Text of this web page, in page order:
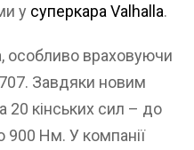
у суперкара Valhalla.
особливо враховуючи
Завдяки новим
20 кінських сил – до
900 Нм. У компанії